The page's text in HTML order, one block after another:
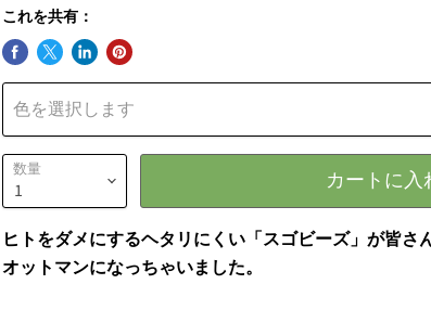
これを共有：
色を選択します
数量 カートに入
ヒトをダメにするヘタリにくい「スゴビーズ」が皆さ
オットマンになっちゃいました。